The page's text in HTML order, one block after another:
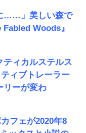
……」美しい森で
Woods』
ティカルステルス
ィブトレーラー
リーが変わ
フェが2020年8